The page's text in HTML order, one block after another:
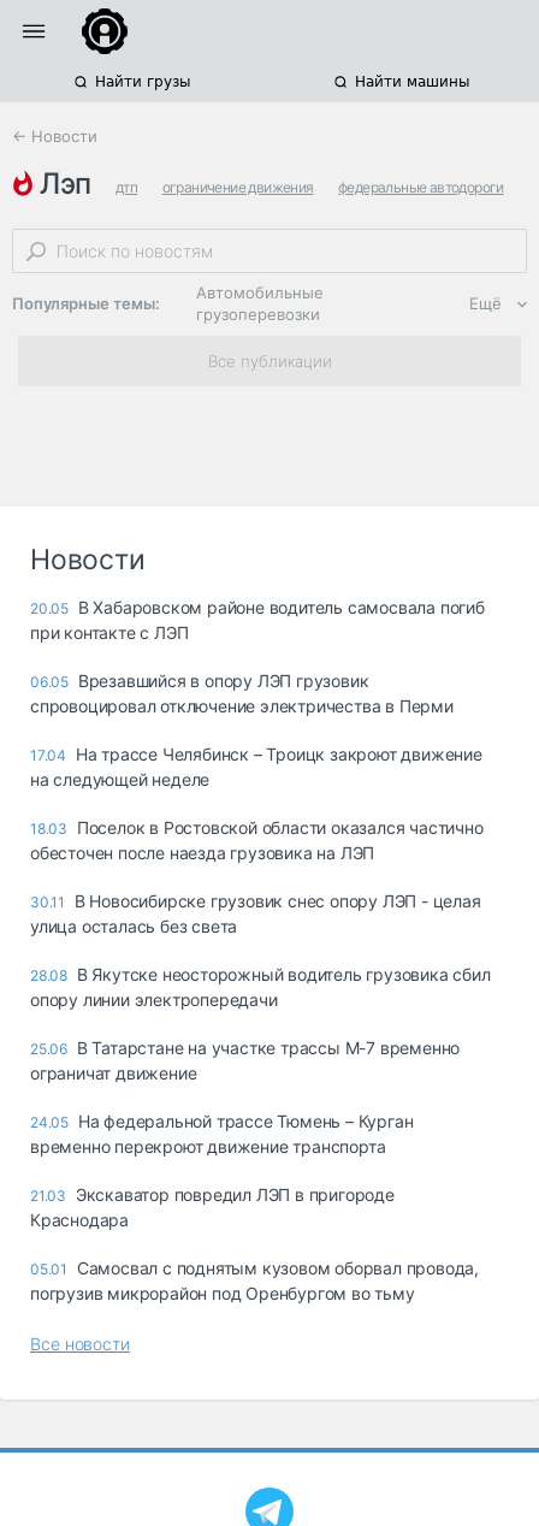
Найти грузы Найти машины
← Новости
лэп дтп ограничение движения федеральные автодороги
Популярные темы:
Автомобильные
грузоперевозки
Региональная
логистика
опасные грузы
страхование
Склады и
грузовые
Коммерческий
транспорт
Спецтехника
запчасти, шины
Топливо, масла и
Ещё
Все публикации
Новости
20.05 В Хабаровском районе водитель самосвала погиб
при контакте с ЛЭП
06.05 Врезавшийся в опору ЛЭП грузовик
спровоцировал отключение электричества в Перми
17.04
На трассе Челябинск – Троицк закроют движение
на следующей неделе
18.03
Поселок в Ростовской области оказался частично
обесточен после наезда грузовика на ЛЭП
30.11
В Новосибирске грузовик снес опору ЛЭП - целая
улица осталась без света
28.08 В Якутске неосторожный водитель грузовика сбил
опору линии электропередачи
25.06 В Татарстане на участке трассы М-7 временно
ограничат движение
24.05 На федеральной трассе Тюмень – Курган
временно перекроют движение транспорта
21.03
Экскаватор повредил ЛЭП в пригороде
Краснодара
05.01
Самосвал с поднятым кузовом оборвал провода,
погрузив микрорайон под Оренбургом во тьму
Все новости